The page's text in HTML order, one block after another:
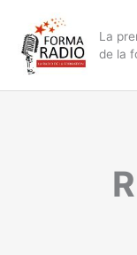
contenu
La
de la